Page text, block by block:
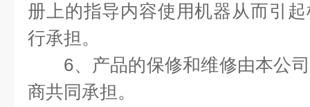
册上的指导内容使用机器从而引
行承担。
6、产品的保修和维修由本公司
商共同承担。